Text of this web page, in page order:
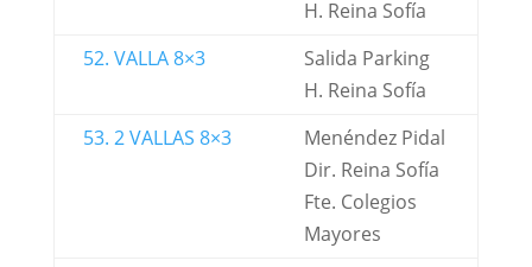
H. Reina Sofía
52. VALLA 8×3
Salida Parking
H. Reina Sofía
53. 2 VALLAS 8×3
Menéndez Pidal
Dir. Reina Sofía
Fte. Colegios
Mayores